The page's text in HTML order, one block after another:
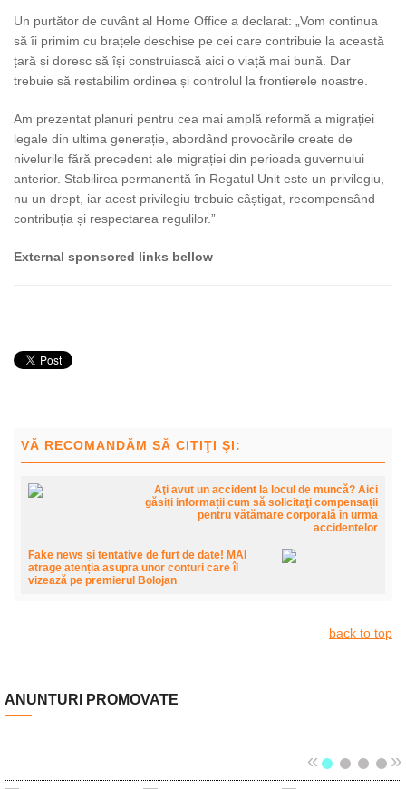
Un purtător de cuvânt al Home Office a declarat: „Vom continua
să îi primim cu brațele deschise pe cei care contribuie la această
țară și doresc să își construiască aici o viață mai bună. Dar
trebuie să restabilim ordinea și controlul la frontierele noastre.
Am prezentat planuri pentru cea mai amplă reformă a migrației
legale din ultima generație, abordând provocările create de
nivelurile fără precedent ale migrației din perioada guvernului
anterior. Stabilirea permanentă în Regatul Unit este un privilegiu,
nu un drept, iar acest privilegiu trebuie câștigat, recompensând
contribuția și respectarea regulilor.”
External sponsored links bellow
VĂ RECOMANDĂM SĂ CITIŢI ŞI:
Aţi avut un accident la locul de muncă? Aici
găsiți informații cum să solicitaţi compensații
pentru vătămare corporală ȋn urma
accidentelor
Fake news și tentative de furt de date! MAI
atrage atenția asupra unor conturi care îl
vizează pe premierul Bolojan
back to top
ANUNTURI PROMOVATE
« »